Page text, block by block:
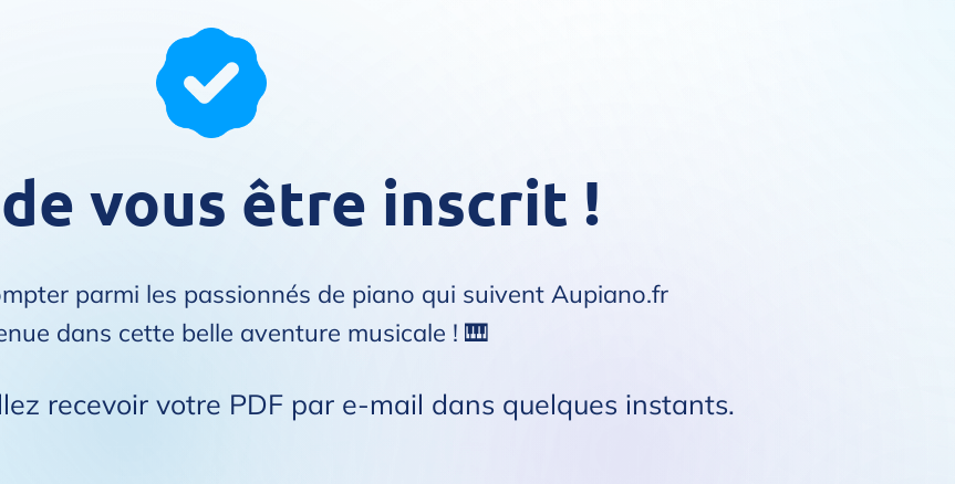
vous être inscrit !
parmi les passionnés de piano qui suiventAupiano.fr
dans cette belle aventure musicale ! 🎹
recevoir votre PDF par e-mail dans quelques instants.